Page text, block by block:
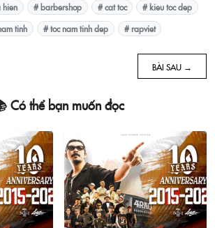
hien # barbershop # cat toc
# kieu toc dep
tinh
# toc nam tinh dep # rapviet
BÀI SAU →
Có thể bạn muốn đọc